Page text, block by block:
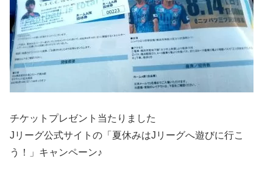
チケットプレゼント当たりました
Jリーグ公式サイトの「夏休みはJリーグへ遊びに行こ
う！」キャンペーン♪